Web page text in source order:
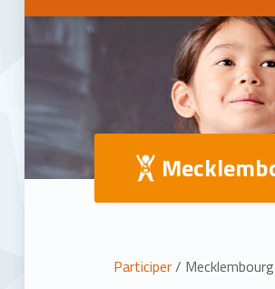
Participer/